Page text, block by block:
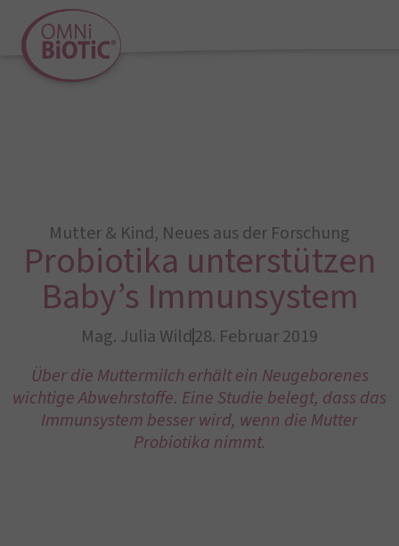
Mutter & Kind, Neues aus der Forschung
Probiotika unterstützen
Baby’s Immunsystem
Mag. Julia Wild28. Februar 2019
Über die Muttermilch erhält ein Neugeborenes
wichtige Abwehrstoffe. Eine Studie belegt, dass das
Immunsystem besser wird, wenn die Mutter
Probiotika nimmt.